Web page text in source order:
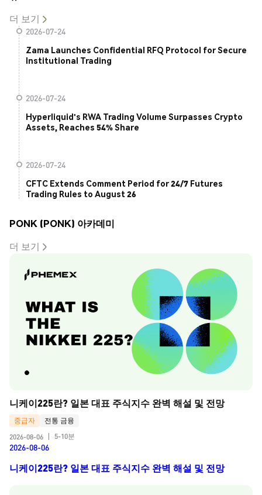
더 보기
2026-07-24
Zama Launches Confidential RFQ Protocol for Secure
Institutional Trading
2026-07-24
Hyperliquid's RWA Trading Volume Surpasses Crypto
Assets, Reaches 54% Share
2026-07-24
CFTC Extends Comment Period for 24/7 Futures
Trading Rules to August 26
PONK (PONK) 아카데미
더 보기
니케이225란? 일본 대표 주식지수 완벽 해설 및 전망
중급자
전통 금융
2026-08-06
5-10분
2026-08-06
니케이225란? 일본 대표 주식지수 완벽 해설 및 전망